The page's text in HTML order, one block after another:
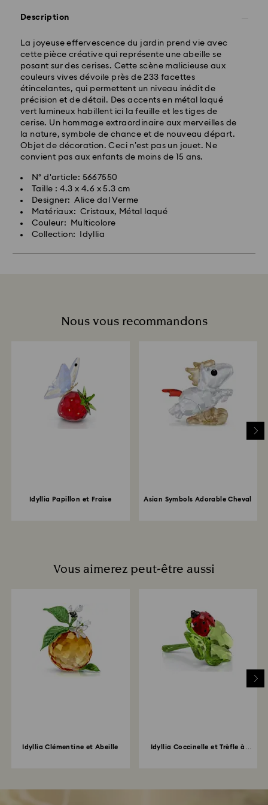
Description
La joyeuse effervescence du jardin prend vie avec
cette pièce créative qui représente une abeille se
posant sur des cerises. Cette scène malicieuse aux
couleurs vives dévoile près de 233 facettes
étincelantes, qui permettent un niveau inédit de
précision et de détail. Des accents en métal laqué
vert lumineux habillent ici la feuille et les tiges de
cerise. Un hommage extraordinaire aux merveilles de
la nature, symbole de chance et de nouveau départ.
Objet de décoration. Ceci n’est pas un jouet. Ne
convient pas aux enfants de moins de 15 ans.
N° d'article: 5667550
Taille : 4.3 x 4.6 x 5.3 cm
Designer: Alice dal Verme
Matériaux: Cristaux, Métal laqué
Couleur: Multicolore
Collection: Idyllia
Nous vous recommandons
Idyllia Papillon et Fraise Asian Symbols Adorable Cheval
Vous aimerez peut-être aussi
Idyllia Clémentine et Abeille
Idyllia Coccinelle et Trèfle à